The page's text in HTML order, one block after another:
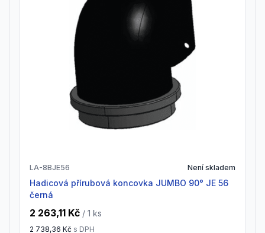
LA-8BJE56 Není skladem
Hadicová přírubová koncovka JUMBO 90° JE 56
černá
2 263,11 Kč / 1 ks
2 738,36 Kč s DPH